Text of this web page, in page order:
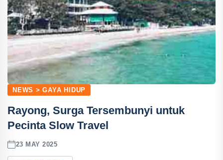
NEWS > GAYA HIDUP
Rayong, Surga Tersembunyi untuk
Pecinta Slow Travel
23 MAY 2025